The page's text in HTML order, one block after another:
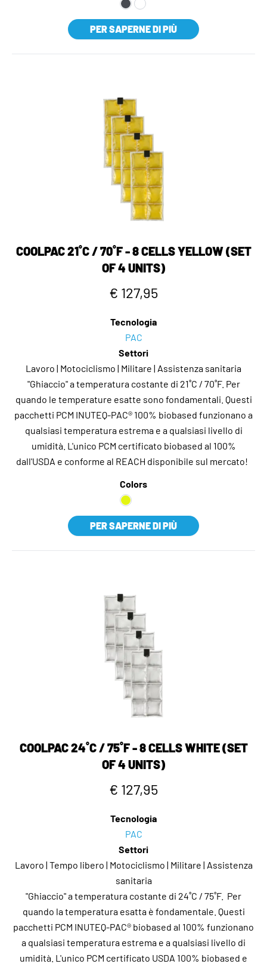
PER SAPERNE DI PIÙ
COOLPAC 21˚C / 70˚F - 8 CELLS YELLOW (SET
OF 4 UNITS)
€ 127,95
Tecnologia
PAC
Settori
Lavoro | Motociclismo | Militare | Assistenza sanitaria
"Ghiaccio" a temperatura costante di 21˚C / 70˚F. Per
quando le temperature esatte sono fondamentali. Questi
pacchetti PCM INUTEQ-PAC® 100% biobased funzionano a
qualsiasi temperatura estrema e a qualsiasi livello di
umidità. L'unico PCM certificato biobased al 100%
dall'USDA e conforme al REACH disponibile sul mercato!
Colors
PER SAPERNE DI PIÙ
COOLPAC 24˚C / 75˚F - 8 CELLS WHITE (SET
OF 4 UNITS)
€ 127,95
Tecnologia
PAC
Settori
Lavoro | Tempo libero | Motociclismo | Militare | Assistenza
sanitaria
"Ghiaccio" a temperatura costante di 24˚C / 75˚F. Per
quando la temperatura esatta è fondamentale. Questi
pacchetti PCM INUTEQ-PAC® biobased al 100% funzionano
a qualsiasi temperatura estrema e a qualsiasi livello di
umidità. L'unico PCM certificato USDA 100% biobased e